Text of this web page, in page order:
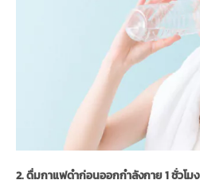
2. ดื่มกาแฟดำก่อนออกกำลังกาย 1 ชั่วโมง